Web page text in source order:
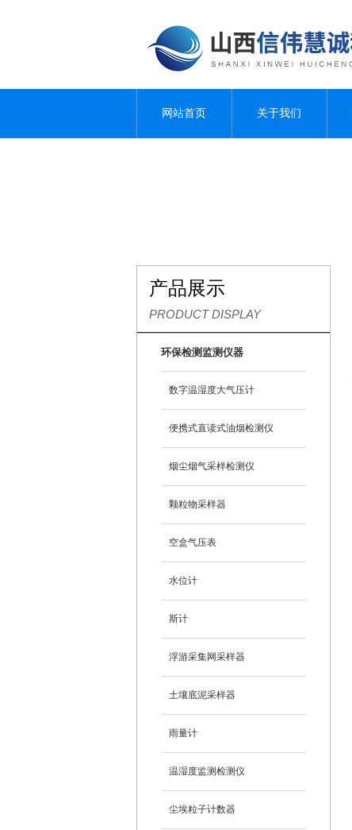
网站首页 关于我们
产品展示
PRODUCT DISPLAY
环保检测监测仪器
数字温湿度大气压计
便携式直读式油烟检测仪
烟尘烟气采样检测仪
颗粒物采样器
空盒气压表
水位计
斯计
浮游采集网采样器
土壤底泥采样器
雨量计
温湿度监测检测仪
尘埃粒子计数器